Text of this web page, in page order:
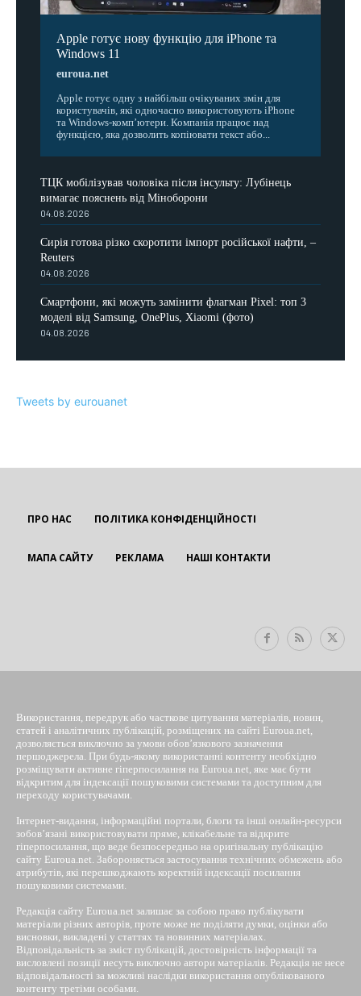
Apple готує нову функцію для iPhone та
Windows 11
euroua.net
Apple готує одну з найбільш очікуваних змін для
користувачів, які одночасно використовують iPhone
та Windows-комп’ютери. Компанія працює над
функцією, яка дозволить копіювати текст або...
ТЦК мобілізував чоловіка після інсульту: Лубінець
вимагає пояснень від Міноборони
04.08.2026
Сирія готова різко скоротити імпорт російської нафти, –
Reuters
04.08.2026
Смартфони, які можуть замінити флагман Pixel: топ 3
моделі від Samsung, OnePlus, Xiaomi (фото)
04.08.2026
Tweets by eurouanet
ПРО НАС ПОЛІТИКА КОНФІДЕНЦІЙНОСТІ
МАПА САЙТУ РЕКЛАМА НАШІ КОНТАКТИ
Використання, передрук або часткове цитування матеріалів, новин,
статей і аналітичних публікацій, розміщених на сайті Euroua.net,
дозволяється виключно за умови обов’язкового зазначення
першоджерела. При будь-якому використанні контенту необхідно
розміщувати активне гіперпосилання на Euroua.net, яке має бути
відкритим для індексації пошуковими системами та доступним для
переходу користувачами.
Інтернет-видання, інформаційні портали, блоги та інші онлайн-ресурси
зобов’язані використовувати пряме, клікабельне та відкрите
гіперпосилання, що веде безпосередньо на оригінальну публікацію
сайту Euroua.net. Забороняється застосування технічних обмежень або
атрибутів, які перешкоджають коректній індексації посилання
пошуковими системами.
Редакція сайту Euroua.net залишає за собою право публікувати
матеріали різних авторів, проте може не поділяти думки, оцінки або
висновки, викладені у статтях та новинних матеріалах.
Відповідальність за зміст публікацій, достовірність інформації та
висловлені позиції несуть виключно автори матеріалів. Редакція не несе
відповідальності за можливі наслідки використання опублікованого
контенту третіми особами.